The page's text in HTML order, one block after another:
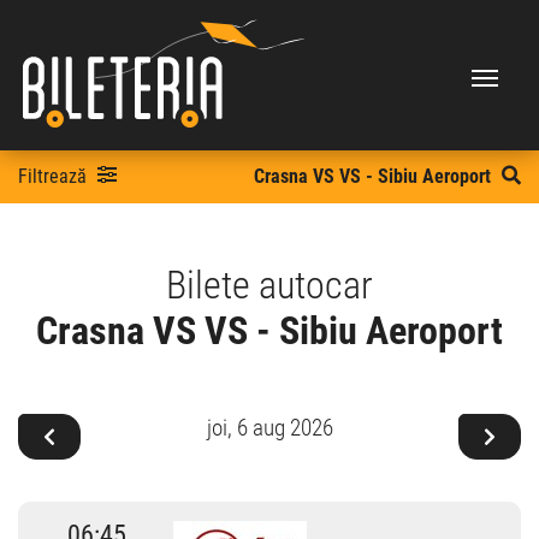
Filtrează Crasna VS VS - Sibiu Aeroport
Bilete autocar
Crasna VS VS - Sibiu Aeroport
joi, 6 aug 2026